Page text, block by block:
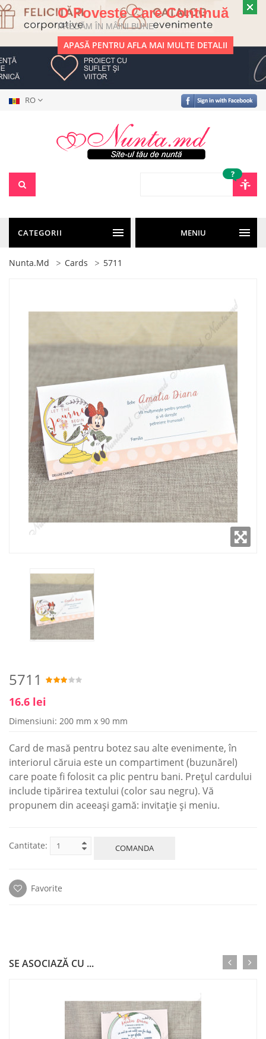
O Poveste Care Continuă
PREDĂM ÎN MÂINI BUNE
APASĂ PENTRU AFLA MAI MULTE DETALII
RO
?
CATEGORII MENIU
Nunta.md Cards 5711
5711
16.6 lei
Dimensiuni: 200 mm x 90 mm
Card de masă pentru botez sau alte evenimente, în
interiorul căruia este un compartiment (buzunărel)
care poate fi folosit ca plic pentru bani. Prețul cardului
include tipărirea textului (color sau negru). Vă
propunem din aceeași gamă: invitație și meniu.
Cantitate: COMANDA
Favorite
SE ASOCIAZĂ CU ...